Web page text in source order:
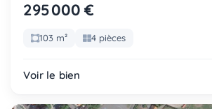
295 000 €
103 m² 4 pièces
Voir le bien